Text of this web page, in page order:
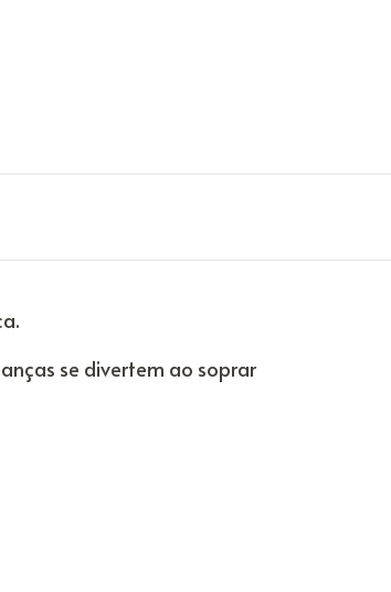
se divertem ao soprar